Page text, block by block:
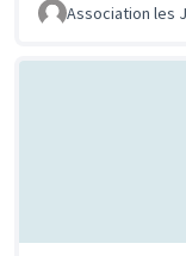
Association les